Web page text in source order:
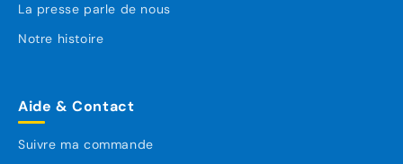
La presse parle de nous
Notre histoire
Aide & Contact
Suivre ma commande